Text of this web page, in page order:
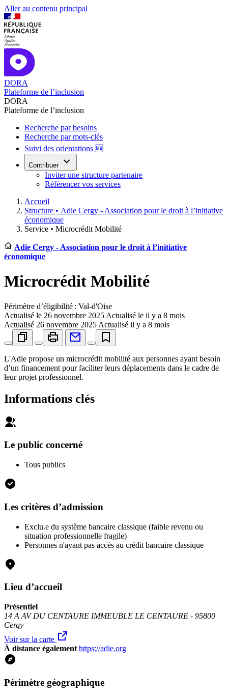
Aller au contenu principal
DORA
Plateforme de l’inclusion
DORA
Plateforme de l’inclusion
Recherche par besoins
Recherche par mots-clés
Suivi des orientations 🆕
Contribuer
Inviter une structure partenaire
Référencer vos services
Accueil
Structure • Adie Cergy - Association pour le droit à l’initiative
économique
Service • Microcrédit Mobilité
Adie Cergy - Association pour le droit à l’initiative
économique
Microcrédit Mobilité
Périmètre d’éligibilité : Val-d'Oise
Actualisé le 26 novembre 2025 Actualisé le il y a 8 mois
Actualisé 26 novembre 2025 Actualisé il y a 8 mois
L'Adie propose un microcrédit mobilité aux personnes ayant besoin
d’un financement pour faciliter leurs déplacements dans le cadre de
leur projet professionnel.
Informations clés
Le public concerné
Tous publics
Les critères d’admission
Exclu.e du système bancaire classique (faible revenu ou
situation professionnelle fragile)
Personnes n'ayant pas accès au crédit bancaire classique
Lieu d’accueil
Présentiel
14 A AV DU CENTAURE IMMEUBLE LE CENTAURE - 95800
Cergy
Voir sur la carte
À distance également https://adie.org
Périmètre géographique